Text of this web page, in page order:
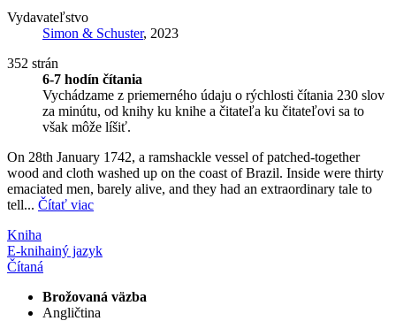
Vydavateľstvo
Simon & Schuster, 2023
352 strán
6-7 hodín čítania
Vychádzame z priemerného údaju o rýchlosti čítania 230 slov
za minútu, od knihy ku knihe a čitateľa ku čitateľovi sa to
však môže líšiť.
On 28th January 1742, a ramshackle vessel of patched-together
wood and cloth washed up on the coast of Brazil. Inside were thirty
emaciated men, barely alive, and they had an extraordinary tale to
tell... Čítať viac
Kniha
E-knihainý jazyk
Čítaná
Brožovaná väzba
Angličtina